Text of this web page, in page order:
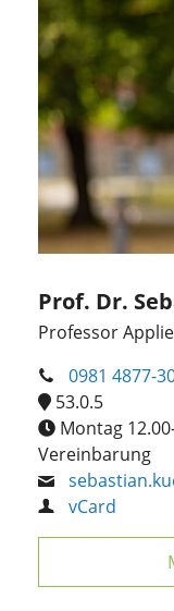
Prof. Dr.
Professor
0981 4877-
53.0.5
Montag
Vereinbarung
vCard